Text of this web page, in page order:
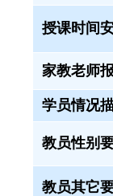
授课时间
家教老师
学员情况
教员性别
教员其它